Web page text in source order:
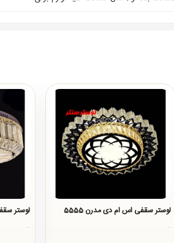
لوستر سقفی اس ام دی مدرن 5555
..
لوستر
..